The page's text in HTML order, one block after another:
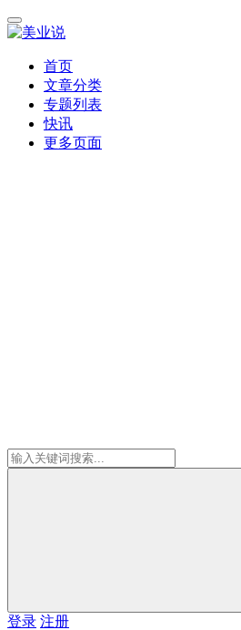
首页
文章分类
专题列表
快讯
更多页面
登录 注册